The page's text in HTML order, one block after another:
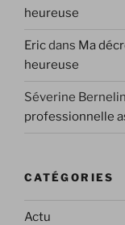
heureuse
Ericdans Ma
heureuse
Séverine Bernelin
professionnelle
CATÉGORIES
Actu